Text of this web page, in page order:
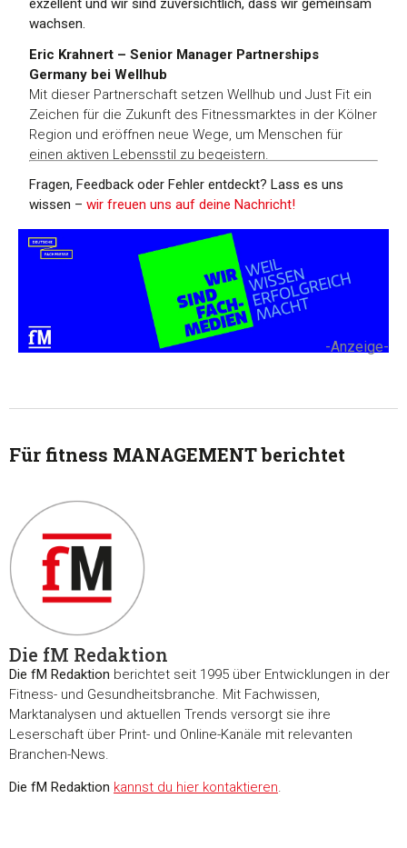
exzellent und wir sind zuversichtlich, dass wir gemeinsam
wachsen.
Eric Krahnert – Senior Manager Partnerships
Germany bei Wellhub
Mit dieser Partnerschaft setzen Wellhub und Just Fit ein
Zeichen für die Zukunft des Fitnessmarktes in der Kölner
Region und eröffnen neue Wege, um Menschen für
einen aktiven Lebensstil zu begeistern.
Fragen, Feedback oder Fehler entdeckt? Lass es uns
wissen –wir freuen uns auf deine Nachricht!
-Anzeige-
Für fitness MANAGEMENT berichtet
Die fM Redaktion
Die fM Redaktion berichtet seit 1995 über Entwicklungen in der
Fitness- und Gesundheitsbranche. Mit Fachwissen,
Marktanalysen und aktuellen Trends versorgt sie ihre
Leserschaft über Print- und Online-Kanäle mit relevanten
Branchen-News.
Die fM Redaktion kannst du hier kontaktieren.